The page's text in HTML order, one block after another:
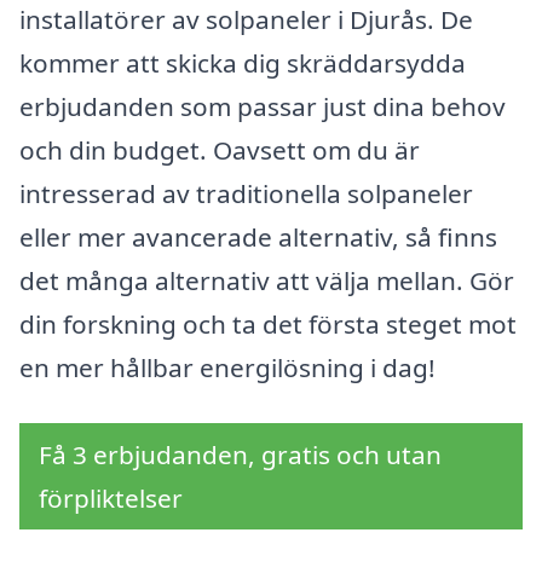
installatörer av solpaneler i Djurås. De
kommer att skicka dig skräddarsydda
erbjudanden som passar just dina behov
och din budget. Oavsett om du är
intresserad av traditionella solpaneler
eller mer avancerade alternativ, så finns
det många alternativ att välja mellan. Gör
din forskning och ta det första steget mot
en mer hållbar energilösning i dag!
Få 3 erbjudanden, gratis och utan
förpliktelser